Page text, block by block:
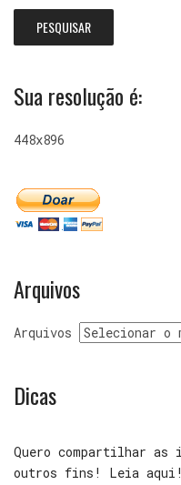
Sua resolução é:
448x896
Arquivos
Arquivos
Dicas
Quero compartilhar as
outros fins! Leia aqui!